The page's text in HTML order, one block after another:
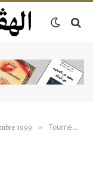
1999 » Tournée d’information en Europe de défenseurs algériens des droits de l’homme